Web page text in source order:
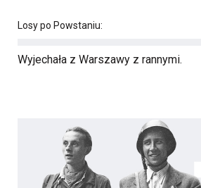
Losy po Powstaniu:
Wyjechała z Warszawy z rannymi.